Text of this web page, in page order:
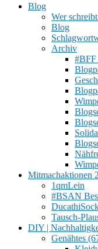
Blog
Wer
Blog
Archiv
#BFF
Mitmachaktionen
1qmLein
#BSAN
Tausch-
DIY |
Genähtes